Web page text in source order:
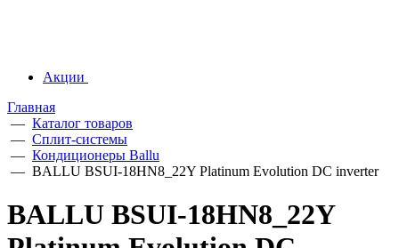
Акции
Главная
— Каталог товаров
— Сплит-системы
— Кондиционеры Ballu
— BALLU BSUI-18HN8_22Y Platinum Evolution DC inverter
BALLU BSUI-18HN8_22Y